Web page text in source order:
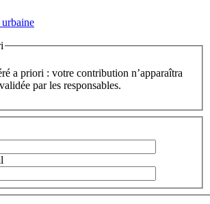
a priori : votre contribution n’apparaîtra
par les responsables.